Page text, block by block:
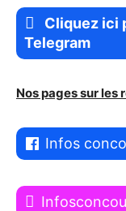
Cliquez ici
Telegram
Nos pages sur les
Infos